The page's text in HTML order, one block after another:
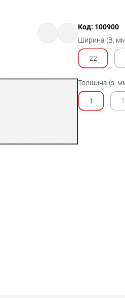
Код: 100900
Ширина (B,
22
Толщина (s,
1